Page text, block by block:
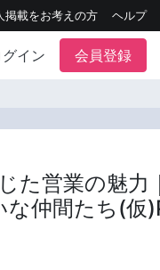
掲載をお考えの方 ヘルプ
グイン 会員登録
た営業の魅力
な仲間たち(仮